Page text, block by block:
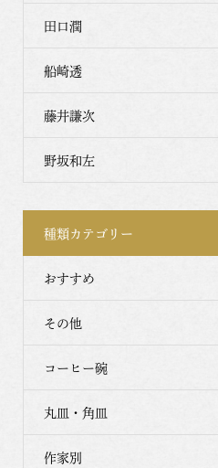
田口潤
船崎透
藤井謙次
野坂和左
種類カテゴリー
おすすめ
その他
コーヒー碗
丸皿・角皿
作家別